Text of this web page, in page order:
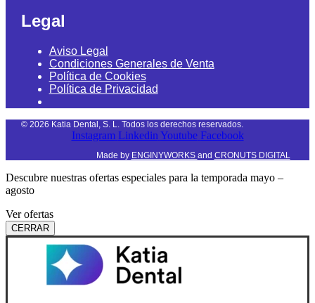
Legal
Aviso Legal
Condiciones Generales de Venta
Política de Cookies
Política de Privacidad
© 2026 Katia Dental, S. L. Todos los derechos reservados.
Instagram Linkedin Youtube Facebook
Made by ENGINYWORKS and CRONUTS DIGITAL
Descubre nuestras ofertas especiales para la temporada mayo –
agosto
Ver ofertas
CERRAR